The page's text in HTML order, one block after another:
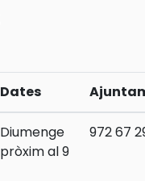
Dates
Diumenge
pròxim al 9
972 67